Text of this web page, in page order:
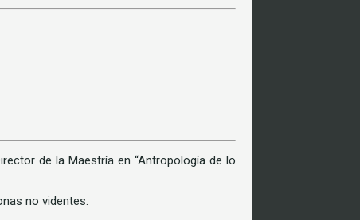
de la Maestría en “Antropología de lo
no videntes.